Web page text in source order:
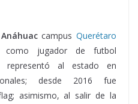
campusQuerétaro
como jugador de futbol
representó al estado en
desde 2016 fue
asimismo, al salir de la